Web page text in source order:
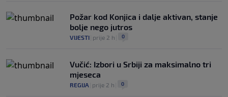
Požar kod Konjica i dalje aktivan, stanje
bolje nego jutros
VIJESTI prije 2 h 0
Vučić: Izbori u Srbiji za maksimalno tri
mjeseca
REGIJA prije 2 h 0